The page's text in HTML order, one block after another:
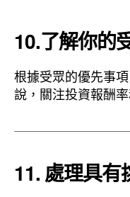
10.了解你的
根據受眾的優先事
說，關注投資報酬
11. 處理具有